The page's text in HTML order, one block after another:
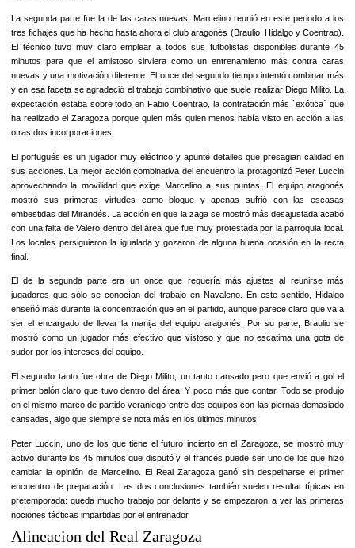
La segunda parte fue la de las caras nuevas. Marcelino reunió en este periodo a los
tres fichajes que ha hecho hasta ahora el club aragonés (Braulio, Hidalgo y Coentrao).
El técnico tuvo muy claro emplear a todos sus futbolistas disponibles durante 45
minutos para que el amistoso sirviera como un entrenamiento más contra caras
nuevas y una motivación diferente. El once del segundo tiempo intentó combinar más
y en esa faceta se agradeció el trabajo combinativo que suele realizar Diego Milito. La
expectación estaba sobre todo en Fabio Coentrao, la contratación más `exótica´ que
ha realizado el Zaragoza porque quien más quien menos había visto en acción a las
otras dos incorporaciones.
El portugués es un jugador muy eléctrico y apunté detalles que presagian calidad en
sus acciones. La mejor acción combinativa del encuentro la protagonizó Peter Luccin
aprovechando la movilidad que exige Marcelino a sus puntas. El equipo aragonés
mostró sus primeras virtudes como bloque y apenas sufrió con las escasas
embestidas del Mirandés. La acción en que la zaga se mostró más desajustada acabó
con una falta de Valero dentro del área que fue muy protestada por la parroquia local.
Los locales persiguieron la igualada y gozaron de alguna buena ocasión en la recta
final.
El de la segunda parte era un once que requería más ajustes al reunirse más
jugadores que sólo se conocían del trabajo en Navaleno. En este sentido, Hidalgo
enseñó más durante la concentración que en el partido, aunque parece claro que va a
ser el encargado de llevar la manija del equipo aragonés. Por su parte, Braulio se
mostró como un jugador más efectivo que vistoso y que no escatima una gota de
sudor por los intereses del equipo.
El segundo tanto fue obra de Diego Milito, un tanto cansado pero que envió a gol el
primer balón claro que tuvo dentro del área. Y poco más que contar. Todo se produjo
en el mismo marco de partido veraniego entre dos equipos con las piernas demasiado
cansadas, algo que siempre se nota más en los últimos minutos.
Peter Luccin, uno de los que tiene el futuro incierto en el Zaragoza, se mostró muy
activo durante los 45 minutos que disputó y el francés puede ser uno de los que hizo
cambiar la opinión de Marcelino. El Real Zaragoza ganó sin despeinarse el primer
encuentro de preparación. Las dos conclusiones también suelen resultar típicas en
pretemporada: queda mucho trabajo por delante y se empezaron a ver las primeras
nociones tácticas impartidas por el entrenador.
Alineacion del Real Zaragoza